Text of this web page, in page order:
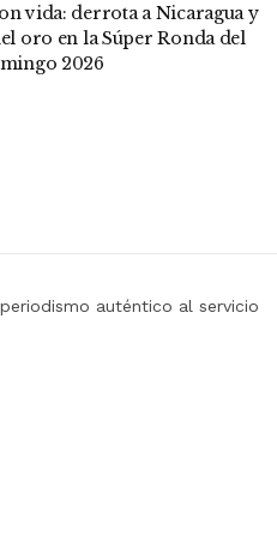
vida: derrota a Nicaragua y
oro en la Súper Ronda del
2026
periodismo auténtico al servicio